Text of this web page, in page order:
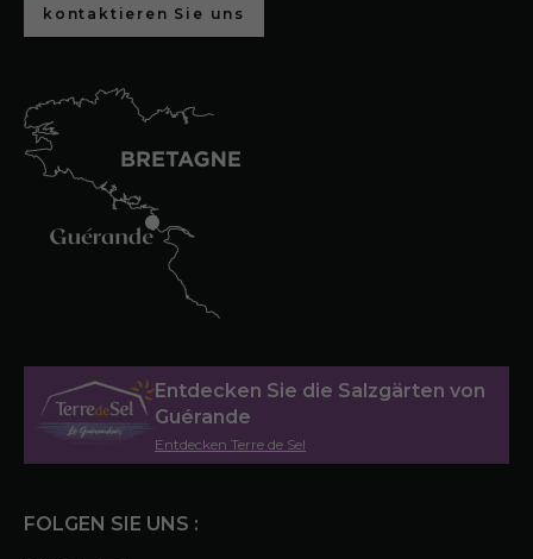
kontaktieren Sie uns
Entdecken Sie die Salzgärten von
Guérande
Entdecken Terre de Sel
FOLGEN SIE UNS :